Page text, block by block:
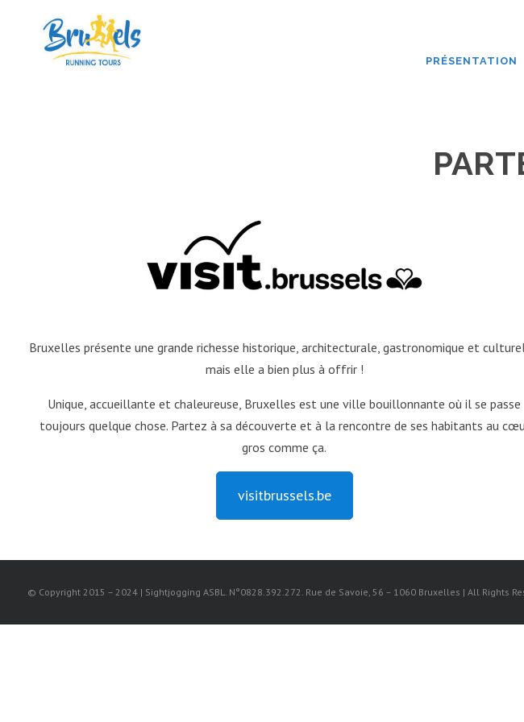
PRÉSENTATION
Bruxelles présente une grande richesse historique, architecturale, gastronomique et
mais elle a bien plus à offrir !
Unique, accueillante et chaleureuse, Bruxelles est une ville bouillonnante où il se passe
toujours quelque chose. Partez à sa découverte et à la rencontre de ses habitants au
gros comme ça.
visitbrussels.be
© Copyright 2015 – 2024 | Sightjogging ASBL. N°0828.392.272. Rue de Savoie, 56 – 1060 Bruxelles | All Rights